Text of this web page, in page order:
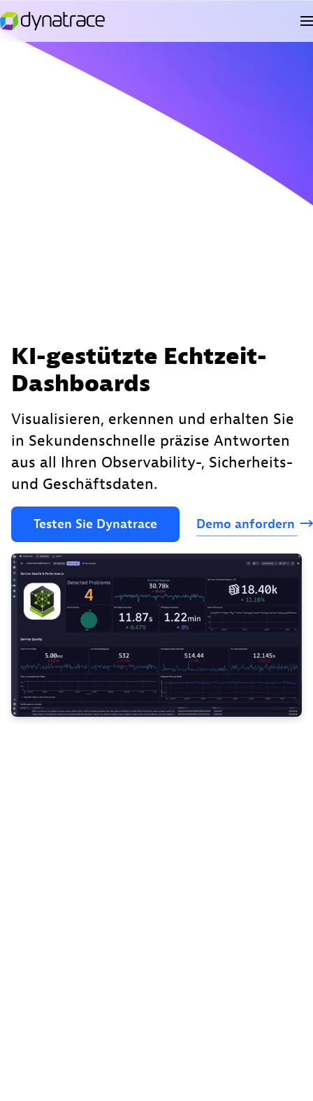
KI-gestützte Echtzeit-
Dashboards
Visualisieren, erkennen und erhalten Sie
in Sekundenschnelle präzise Antworten
aus all Ihren Observability-, Sicherheits-
und Geschäftsdaten.
Testen Sie Dynatrace Demo anfordern